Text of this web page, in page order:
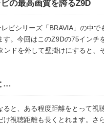
の最高画質を誇るZ9D
ビシリーズ「BRAVIA」の中
す。今回はこのZ9Dの75インチ
ンドを外して壁掛けにすると、
…
ると、ある程度距離をとって
け視聴距離も長くとれます。さ